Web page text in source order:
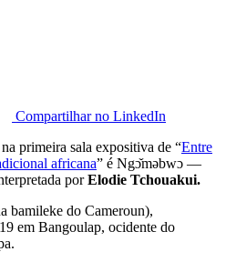
Compartilhar no LinkedIn
primeira sala expositiva de “Entre
africana” é Ngɔ̌məbwɔ —
porElodie Tchouakui.
bamileke do Cameroun),
em Bangoulap, ocidente do